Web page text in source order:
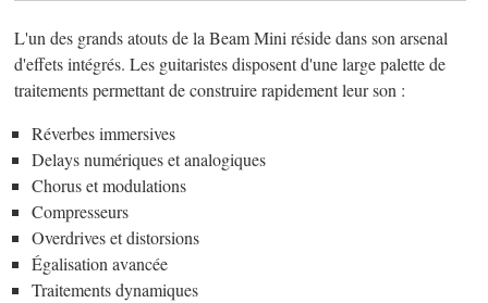
L'un des grands atouts de la Beam Mini réside dans son arsenal
d'effets intégrés. Les guitaristes disposent d'une large palette de
traitements permettant de construire rapidement leur son :
Réverbes immersives
Delays numériques et analogiques
Chorus et modulations
Compresseurs
Overdrives et distorsions
Égalisation avancée
Traitements dynamiques